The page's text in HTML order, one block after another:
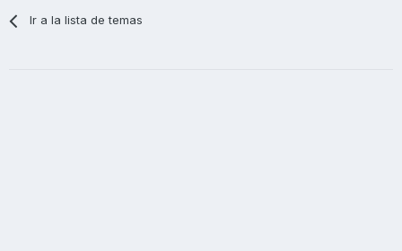
Ir a la lista de temas